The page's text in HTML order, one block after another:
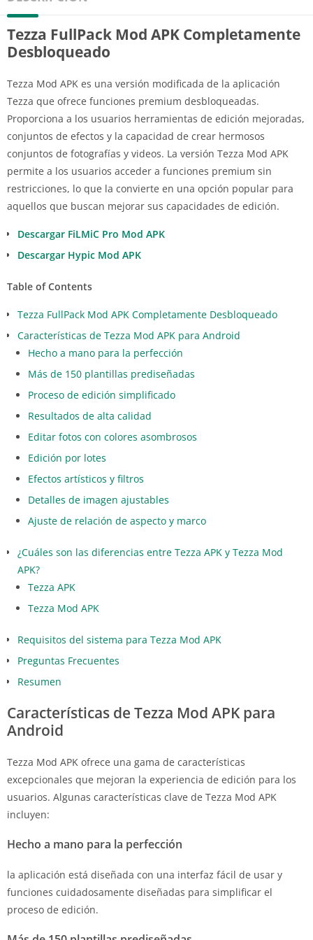
Tezza FullPack Mod APK Completamente
Desbloqueado
Tezza Mod APK es una versión modificada de la aplicación
Tezza que ofrece funciones premium desbloqueadas.
Proporciona a los usuarios herramientas de edición mejoradas,
conjuntos de efectos y la capacidad de crear hermosos
conjuntos de fotografías y videos. La versión Tezza Mod APK
permite a los usuarios acceder a funciones premium sin
restricciones, lo que la convierte en una opción popular para
aquellos que buscan mejorar sus capacidades de edición.
Descargar FiLMiC Pro Mod APK
Descargar Hypic Mod APK
Table of Contents
Tezza FullPack Mod APK Completamente Desbloqueado
Características de Tezza Mod APK para Android
Hecho a mano para la perfección
Más de 150 plantillas prediseñadas
Proceso de edición simplificado
Resultados de alta calidad
Editar fotos con colores asombrosos
Edición por lotes
Efectos artísticos y filtros
Detalles de imagen ajustables
Ajuste de relación de aspecto y marco
¿Cuáles son las diferencias entre Tezza APK y Tezza Mod
APK?
Tezza APK
Tezza Mod APK
Requisitos del sistema para Tezza Mod APK
Preguntas Frecuentes
Resumen
Características de Tezza Mod APK para
Android
Tezza Mod APK ofrece una gama de características
excepcionales que mejoran la experiencia de edición para los
usuarios. Algunas características clave de Tezza Mod APK
incluyen:
Hecho a mano para la perfección
la aplicación está diseñada con una interfaz fácil de usar y
funciones cuidadosamente diseñadas para simplificar el
proceso de edición.